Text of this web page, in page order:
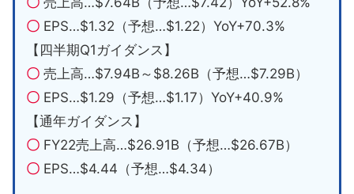
〇EPS…$1.32（予想…$1.22）YoY+70.3%
【四半期Q1ガイダンス】
〇売上高…$7.94B～$8.26B（予想…$7.29B）
〇EPS…$1.29（予想…$1.17）YoY+40.9%
【通年ガイダンス】
〇FY22売上高…$26.91B（予想…$26.67B）
〇EPS…$4.44（予想…$4.34）